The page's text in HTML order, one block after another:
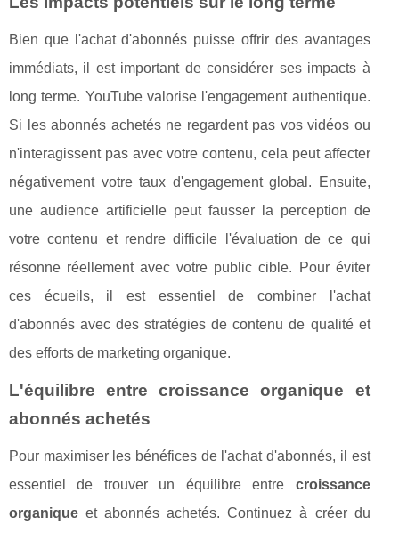
Bien que l'achat d'abonnés puisse offrir des avantages
immédiats, il est important de considérer ses impacts à
long terme. YouTube valorise l'engagement authentique.
Si les abonnés achetés ne regardent pas vos vidéos ou
n'interagissent pas avec votre contenu, cela peut affecter
négativement votre taux d'engagement global. Ensuite,
une audience artificielle peut fausser la perception de
votre contenu et rendre difficile l'évaluation de ce qui
résonne réellement avec votre public cible. Pour éviter
ces écueils, il est essentiel de combiner l'achat
d'abonnés avec des stratégies de contenu de qualité et
des efforts de marketing organique.
L'équilibre entre croissance organique et
abonnés achetés
Pour maximiser les bénéfices de l'achat d'abonnés, il est
essentiel de trouver un équilibre entre croissance
organique et abonnés achetés. Continuez à créer du